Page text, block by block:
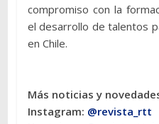
compromiso con la
el desarrollo de talentos
en Chile.
Más noticias y
Instagram: @revista_rtt